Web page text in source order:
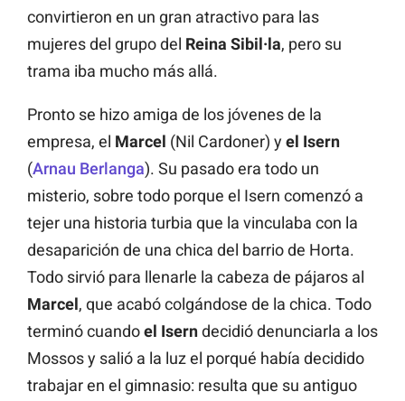
convirtieron en un gran atractivo para las
mujeres del grupo del Reina Sibil·la, pero su
trama iba mucho más allá.
Pronto se hizo amiga de los jóvenes de la
empresa, el Marcel (Nil Cardoner) y el Isern
(Arnau Berlanga). Su pasado era todo un
misterio, sobre todo porque el Isern comenzó a
tejer una historia turbia que la vinculaba con la
desaparición de una chica del barrio de Horta.
Todo sirvió para llenarle la cabeza de pájaros al
Marcel, que acabó colgándose de la chica. Todo
terminó cuandoel Iserndecidió denunciarla a los
Mossos y salió a la luz el porqué había decidido
trabajar en el gimnasio: resulta que su antiguo